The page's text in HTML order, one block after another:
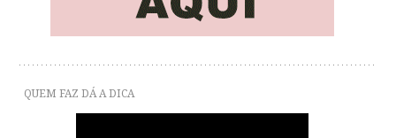
QUEM FAZ DÁ A DICA